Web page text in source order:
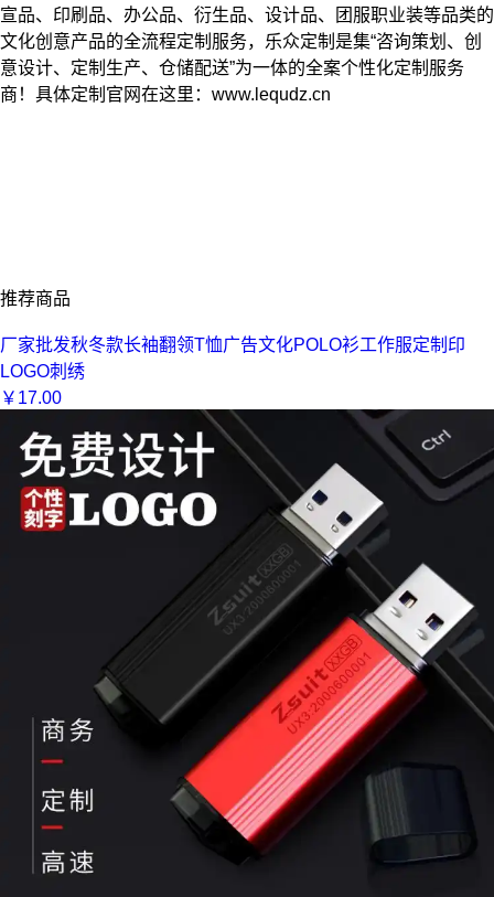
宣品、印刷品、办公品、衍生品、设计品、团服职业装等品类的
文化创意产品的全流程定制服务，乐众定制是集“咨询策划、创
意设计、定制生产、仓储配送”为一体的全案个性化定制服务
商！具体定制官网在这里：www.lequdz.cn
推荐商品
厂家批发秋冬款长袖翻领T恤广告文化POLO衫工作服定制印
LOGO刺绣
￥ 17.00